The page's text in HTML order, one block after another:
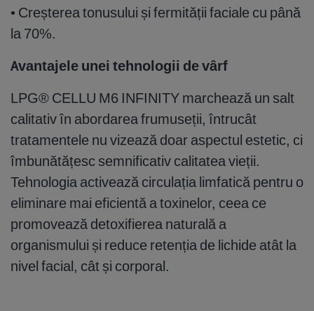
• Creșterea tonusului și fermității faciale cu până
la 70%.
Avantajele unei tehnologii de vârf
LPG® CELLU M6 INFINITY marchează un salt
calitativ în abordarea frumuseții, întrucât
tratamentele nu vizează doar aspectul estetic, ci
îmbunătățesc semnificativ calitatea vieții.
Tehnologia activează circulația limfatică pentru o
eliminare mai eficientă a toxinelor, ceea ce
promovează detoxifierea naturală a
organismului și reduce retenția de lichide atât la
nivel facial, cât și corporal.